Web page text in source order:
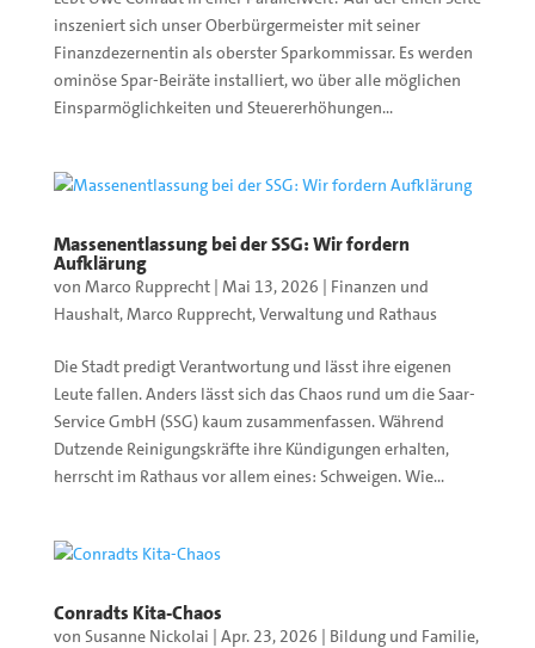
inszeniert sich unser Oberbürgermeister mit seiner
Finanzdezernentin als oberster Sparkommissar. Es werden
ominöse Spar-Beiräte installiert, wo über alle möglichen
Einsparmöglichkeiten und Steuererhöhungen...
Massenentlassung bei der SSG: Wir fordern
Aufklärung
von Marco Rupprecht| Mai 13, 2026 | Finanzen und
Haushalt,Marco Rupprecht,Verwaltung und Rathaus
Die Stadt predigt Verantwortung und lässt ihre eigenen
Leute fallen. Anders lässt sich das Chaos rund um die Saar-
Service GmbH (SSG) kaum zusammenfassen. Während
Dutzende Reinigungskräfte ihre Kündigungen erhalten,
herrscht im Rathaus vor allem eines: Schweigen. Wie...
Conradts Kita-Chaos
von Susanne Nickolai | Apr. 23, 2026 | Bildung und Familie,